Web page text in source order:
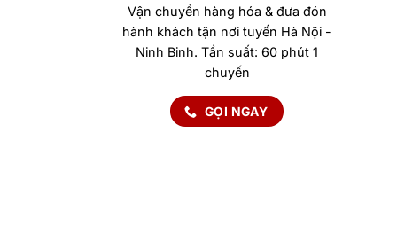
Vận chuyển hàng hóa & đưa đón
hành khách tận nơi tuyến Hà Nội -
Ninh Binh. Tần suất: 60 phút 1
chuyến
GỌI NGAY